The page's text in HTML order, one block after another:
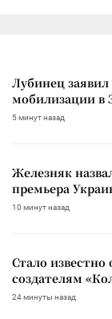
Лубинец
мобилизации в
5 минут назад
Железняк
премьера
10 минут назад
Стало известно
создателям
24 минуты назад